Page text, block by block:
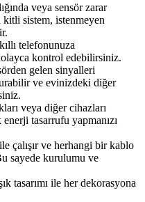
veya sensör zarar
sistem, istenmeyen
telefonunuza
kontrol edebilirsiniz.
gelen sinyalleri
ve evinizdeki diğer
veya diğer cihazları
tasarrufu yapmanızı
çalışır ve herhangi bir kablo
sayede kurulumu ve
tasarımı ile her dekorasyona